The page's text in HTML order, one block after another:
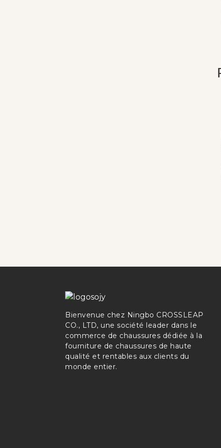
Bienvenue chez Ningbo CROSSLEAP
CO., LTD, une société leader dans le
commerce de chaussures dédiée à la
fourniture de chaussures de haute
qualité et rentables aux clients du
monde entier.